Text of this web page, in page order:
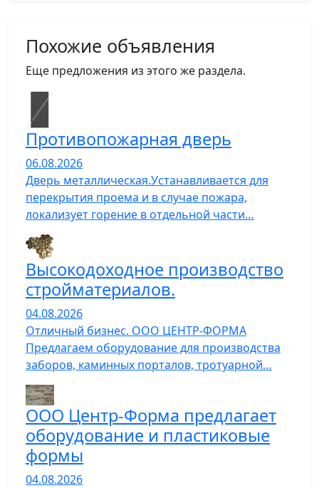
Похожие объявления
Еще предложения из этого же раздела.
Противопожарная дверь
06.08.2026
Дверь металлическая.Устанавливается для
перекрытия проема и в случае пожара,
локализует горение в отдельной части…
Высокодоходное производство
стройматериалов.
04.08.2026
Отличный бизнес. ООО ЦЕНТР-ФОРМА
Предлагаем оборудование для производства
заборов, каминных порталов, тротуарной…
ООО Центр-Форма предлагает
оборудование и пластиковые
формы
04.08.2026